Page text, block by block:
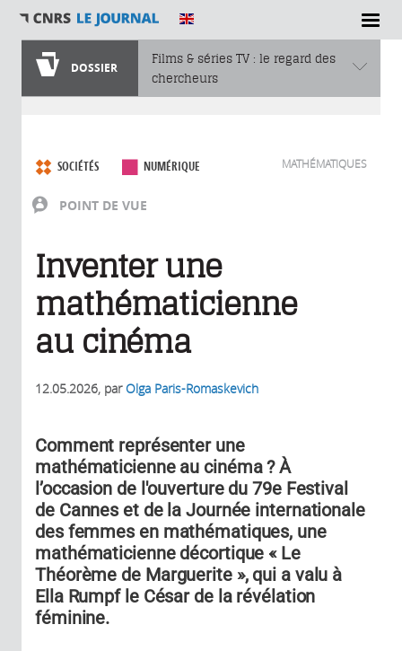
DOSSIER
Films & séries TV : le regard des
chercheurs
POINT DE VUE
SOCIÉTÉS NUMÉRIQUE MATHÉMATIQUES
Inventer une
mathématicienne
au cinéma
12.05.2026, parOlga Paris-Romaskevich
Comment représenter une
mathématicienne au cinéma ? À
l’occasion de l'ouverture du 79e Festival
de Cannes et de la Journée internationale
des femmes en mathématiques, une
mathématicienne décortique « Le
Théorème de Marguerite », qui a valu à
Ella Rumpf le César de la révélation
féminine.